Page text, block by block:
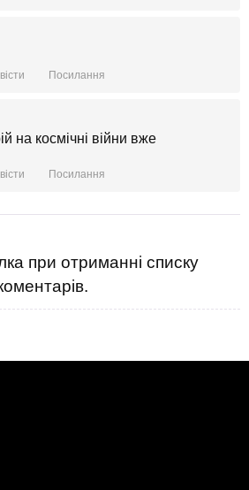
Посилання
на космічні війни вже
Посилання
при отриманні списку